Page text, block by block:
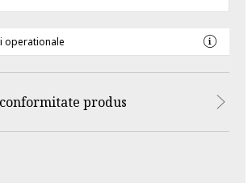
operationale
produs